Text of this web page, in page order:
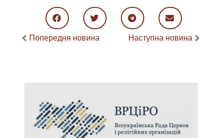
Попередня новина Наступна новина